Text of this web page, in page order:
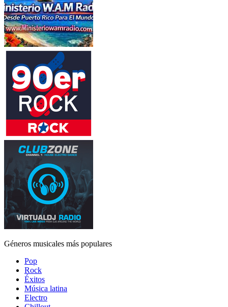
Géneros musicales más populares
Pop
Rock
Éxitos
Música latina
Electro